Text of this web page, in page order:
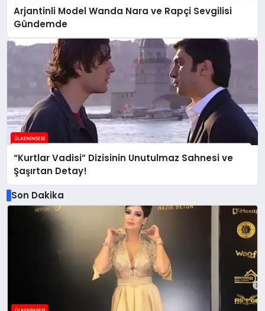
Arjantinli Model Wanda Nara ve Rapçi Sevgilisi
Gündemde
“Kurtlar Vadisi” Dizisinin Unutulmaz Sahnesi ve
Şaşırtan Detay!
Son Dakika